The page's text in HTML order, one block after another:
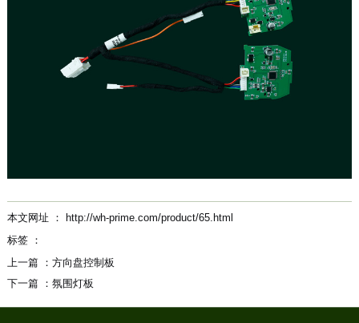
本文网址 ： http://wh-prime.com/product/65.html
标签 ：
上一篇 ： 方向盘控制板
下一篇 ： 氛围灯板